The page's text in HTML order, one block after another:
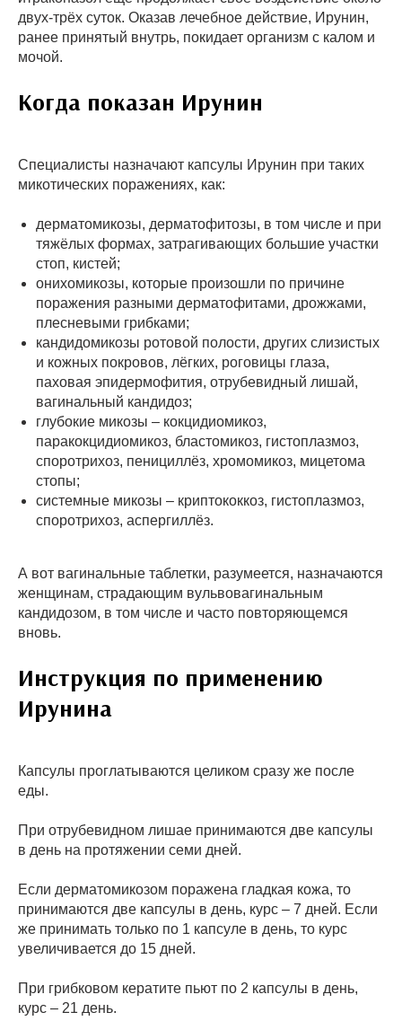
двух-трёх суток. Оказав лечебное действие, Ирунин,
ранее принятый внутрь, покидает организм с калом и
мочой.
Когда показан Ирунин
Специалисты назначают капсулы Ирунин при таких
микотических поражениях, как:
дерматомикозы, дерматофитозы, в том числе и при
тяжёлых формах, затрагивающих большие участки
стоп, кистей;
онихомикозы, которые произошли по причине
поражения разными дерматофитами, дрожжами,
плесневыми грибками;
кандидомикозы ротовой полости, других слизистых
и кожных покровов, лёгких, роговицы глаза,
паховая эпидермофития, отрубевидный лишай,
вагинальный кандидоз;
глубокие микозы – кокцидиомикоз,
паракокцидиомикоз, бластомикоз, гистоплазмоз,
споротрихоз, пенициллёз, хромомикоз, мицетома
стопы;
системные микозы – криптококкоз, гистоплазмоз,
споротрихоз, аспергиллёз.
А вот вагинальные таблетки, разумеется, назначаются
женщинам, страдающим вульвовагинальным
кандидозом, в том числе и часто повторяющемся
вновь.
Инструкция по применению
Ирунина
Капсулы проглатываются целиком сразу же после
еды.
При отрубевидном лишае принимаются две капсулы
в день на протяжении семи дней.
Если дерматомикозом поражена гладкая кожа, то
принимаются две капсулы в день, курс – 7 дней. Если
же принимать только по 1 капсуле в день, то курс
увеличивается до 15 дней.
При грибковом кератите пьют по 2 капсулы в день,
курс – 21 день.